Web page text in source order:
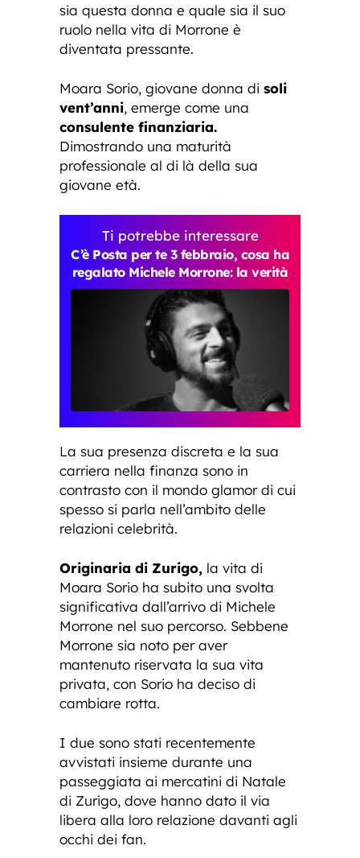
sia questa donna e quale sia il suo
ruolo nella vita di Morrone è
diventata pressante.
Moara Sorio, giovane donna di soli
vent’anni, emerge come una
consulente finanziaria.
Dimostrando una maturità
professionale al di là della sua
giovane età.
Ti potrebbe interessare
C’è Posta per te 3 febbraio, cosa ha
regalato Michele Morrone: la verità
La sua presenza discreta e la sua
carriera nella finanza sono in
contrasto con il mondo glamor di cui
spesso si parla nell’ambito delle
relazioni celebrità.
Originaria di Zurigo, la vita di
Moara Sorio ha subito una svolta
significativa dall’arrivo di Michele
Morrone nel suo percorso. Sebbene
Morrone sia noto per aver
mantenuto riservata la sua vita
privata, con Sorio ha deciso di
cambiare rotta.
I due sono stati recentemente
avvistati insieme durante una
passeggiata ai mercatini di Natale
di Zurigo, dove hanno dato il via
libera alla loro relazione davanti agli
occhi dei fan.